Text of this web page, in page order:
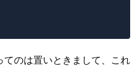
のは置いときまして、これ